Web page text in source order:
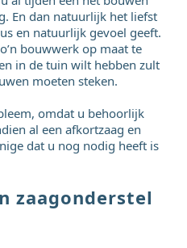
En dan natuurlijk het liefst
en natuurlijk gevoel geeft.
bouwwerk op maat te
in de tuin wilt hebben zult
moeten steken.
omdat u behoorlijk
al een afkortzaag en
dat u nog nodig heeft is
zaagonderstel